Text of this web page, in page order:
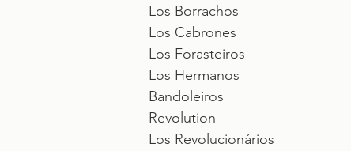
Los Borrachos
Los Cabrones
Los Forasteiros
Los Hermanos
Bandoleiros
Revolution
Los Revolucionários